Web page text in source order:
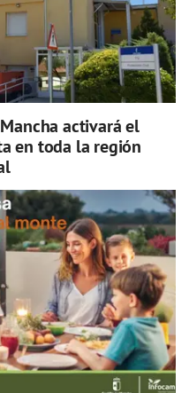
activará el
en toda la región